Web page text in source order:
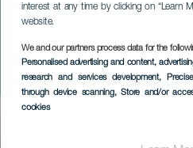
interest at any time by clicking on “Learn
website.
We and our partners process data for the
Personalised advertising and content,
research and services development,
through device scanning, Store and/or
cookies
Yone
Noon Canarias